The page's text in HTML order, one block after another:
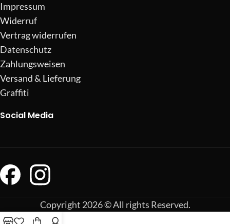
Impressum
Widerruf
Vertrag widerrufen
Datenschutz
Zahlungsweisen
Versand & Lieferung
Graffiti
Social Media
Copyright 2026 © All rights Reserved.